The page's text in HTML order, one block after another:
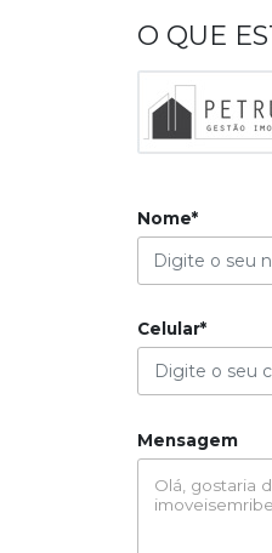
O QUE
Nome*
Celular*
Mensagem